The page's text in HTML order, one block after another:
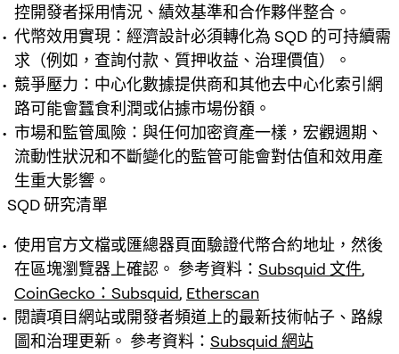
控開發者採用情況、績效基準和合作夥伴整合。
代幣效用實現：經濟設計必須轉化為 SQD 的可持續需
求（例如，查詢付款、質押收益、治理價值）。
競爭壓力：中心化數據提供商和其他去中心化索引網
路可能會蠶食利潤或佔據市場份額。
市場和監管風險：與任何加密資產一樣，宏觀週期、
流動性狀況和不斷變化的監管可能會對估值和效用產
生重大影響。
SQD 研究清單
使用官方文檔或匯總器頁面驗證代幣合約地址，然後
在區塊瀏覽器上確認。 參考資料： Subsquid 文件,
CoinGecko：Subsquid, Etherscan
閱讀項目網站或開發者頻道上的最新技術帖子、路線
圖和治理更新。 參考資料： Subsquid 網站